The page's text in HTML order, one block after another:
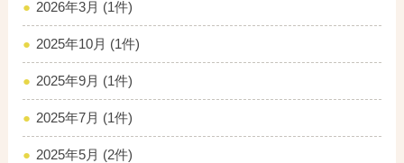
2026年3月 (1件)
2025年10月 (1件)
2025年9月 (1件)
2025年7月 (1件)
2025年5月 (2件)